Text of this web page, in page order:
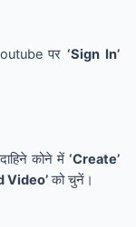
पर‘Sign In’
कोने में‘Create’
Video’को चुनें।